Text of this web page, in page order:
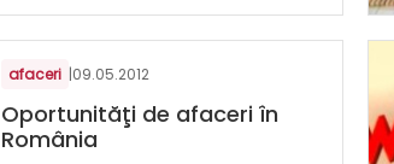
afaceri |09.05.2012
Oportunităţi de afaceri în
România